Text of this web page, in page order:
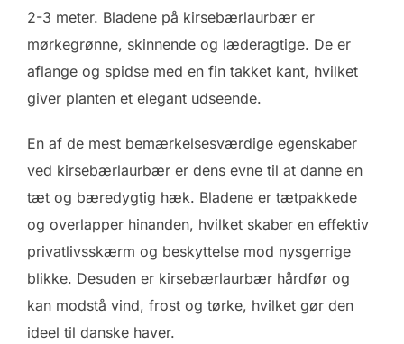
2-3 meter. Bladene på kirsebærlaurbær er
mørkegrønne, skinnende og læderagtige. De er
aflange og spidse med en fin takket kant, hvilket
giver planten et elegant udseende.
En af de mest bemærkelsesværdige egenskaber
ved kirsebærlaurbær er dens evne til at danne en
tæt og bæredygtig hæk. Bladene er tætpakkede
og overlapper hinanden, hvilket skaber en effektiv
privatlivsskærm og beskyttelse mod nysgerrige
blikke. Desuden er kirsebærlaurbær hårdfør og
kan modstå vind, frost og tørke, hvilket gør den
ideel til danske haver.